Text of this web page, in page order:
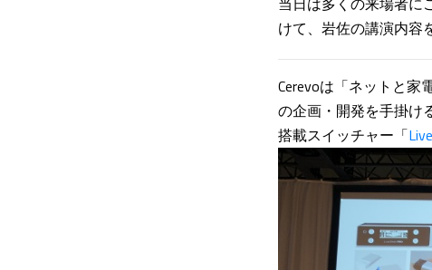
けて、岩佐の講演内容
Cerevoは「ネットと
の企画・開発を手掛け
搭載スイッチャー「